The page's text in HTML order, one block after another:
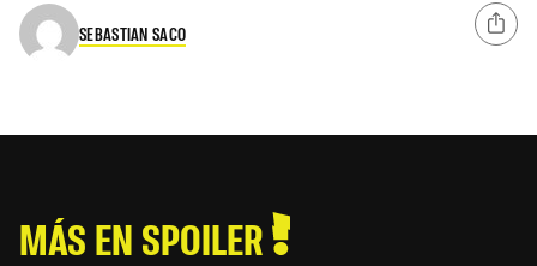
SEBASTIAN SACO
MÁS EN SPOILER